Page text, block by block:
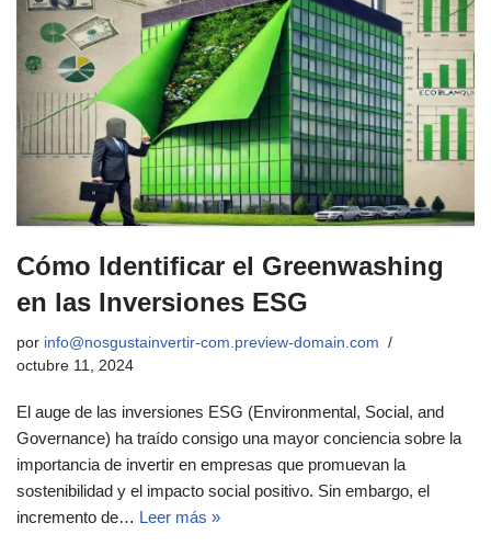
Cómo Identificar el Greenwashing
en las Inversiones ESG
por info@nosgustainvertir-com.preview-domain.com
octubre 11, 2024
El auge de las inversiones ESG (Environmental, Social, and
Governance) ha traído consigo una mayor conciencia sobre la
importancia de invertir en empresas que promuevan la
sostenibilidad y el impacto social positivo. Sin embargo, el
incremento de… Leer más »